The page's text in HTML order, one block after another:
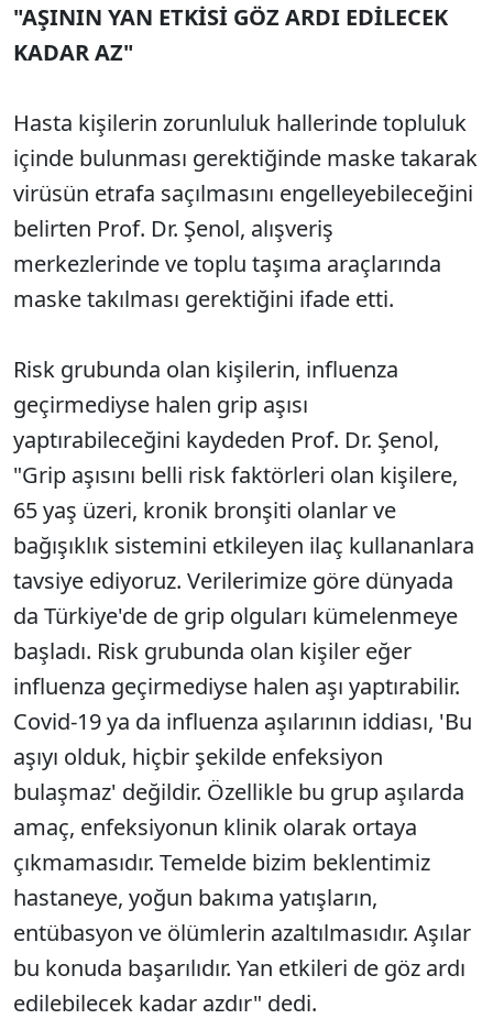
"AŞININ YAN ETKİSİ GÖZ ARDI EDİLECEK
KADAR AZ"
Hasta kişilerin zorunluluk hallerinde topluluk
içinde bulunması gerektiğinde maske takarak
virüsün etrafa saçılmasını engelleyebileceğini
belirten Prof. Dr. Şenol, alışveriş
merkezlerinde ve toplu taşıma araçlarında
maske takılması gerektiğini ifade etti.
Risk grubunda olan kişilerin, influenza
geçirmediyse halen grip aşısı
yaptırabileceğini kaydeden Prof. Dr. Şenol,
"Grip aşısını belli risk faktörleri olan kişilere,
65 yaş üzeri, kronik bronşiti olanlar ve
bağışıklık sistemini etkileyen ilaç kullananlara
tavsiye ediyoruz. Verilerimize göre dünyada
da Türkiye'de de grip olguları kümelenmeye
başladı. Risk grubunda olan kişiler eğer
influenza geçirmediyse halen aşı yaptırabilir.
Covid-19 ya da influenza aşılarının iddiası, 'Bu
aşıyı olduk, hiçbir şekilde enfeksiyon
bulaşmaz' değildir. Özellikle bu grup aşılarda
amaç, enfeksiyonun klinik olarak ortaya
çıkmamasıdır. Temelde bizim beklentimiz
hastaneye, yoğun bakıma yatışların,
entübasyon ve ölümlerin azaltılmasıdır. Aşılar
bu konuda başarılıdır. Yan etkileri de göz ardı
edilebilecek kadar azdır" dedi.